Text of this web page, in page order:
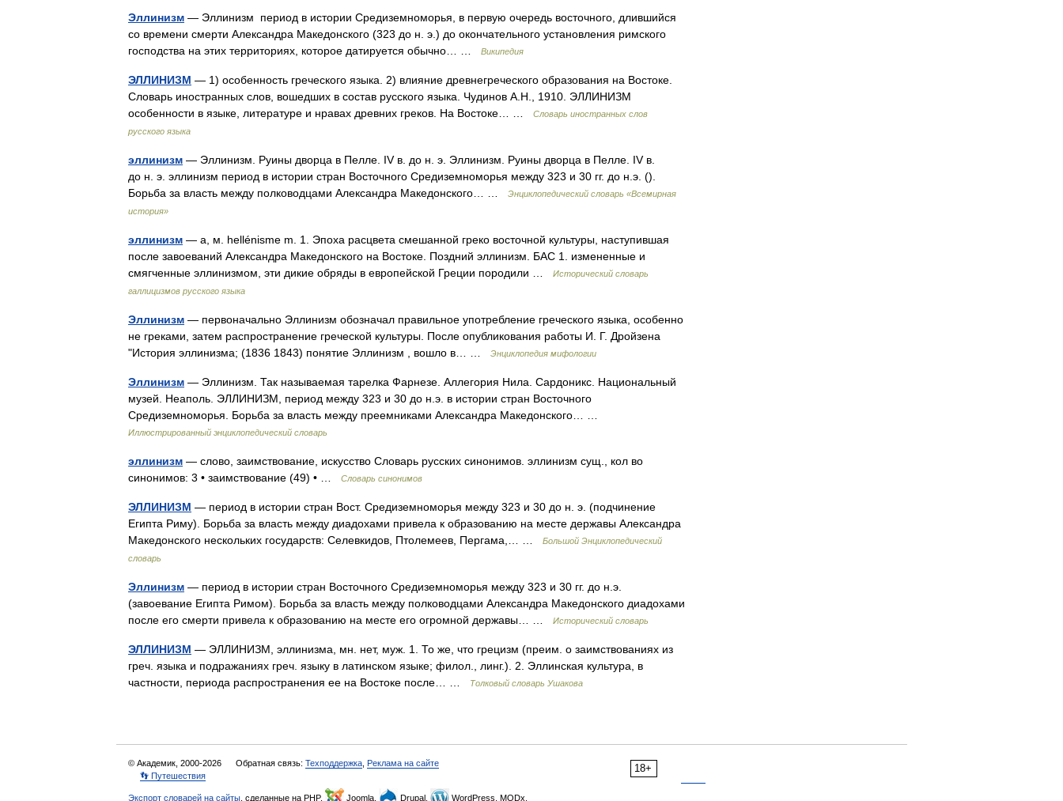
Эллинизм — Эллинизм период в истории Средиземноморья, в первую очередь восточного, длившийся
со времени смерти Александра Македонского (323 до н. э.) до окончательного установления римского
господства на этих территориях, которое датируется обычно… …
Википедия
ЭЛЛИНИЗМ — 1) особенность греческого языка. 2) влияние древнегреческого образования на Востоке.
Словарь иностранных слов, вошедших в состав русского языка. Чудинов А.Н., 1910. ЭЛЛИНИЗМ
особенности в языке, литературе и нравах древних греков. На Востоке… …
Словарь иностранных слов
русского языка
эллинизм — Эллинизм. Руины дворца в Пелле. IV в. до н. э. Эллинизм. Руины дворца в Пелле. IV в.
до н. э. эллинизм период в истории стран Восточного Средиземноморья между 323 и 30 гг. до н.э. ().
Борьба за власть между полководцами Александра Македонского… …
Энциклопедический словарь «Всемирная
история»
эллинизм — а, м. hellénisme m. 1. Эпоха расцвета смешанной греко восточной культуры, наступившая
после завоеваний Александра Македонского на Востоке. Поздний эллинизм. БАС 1. измененные и
смягченные эллинизмом, эти дикие обряды в европейской Греции породили …
Исторический словарь
галлицизмов русского языка
Эллинизм — первоначально Эллинизм обозначал правильное употребление греческого языка, особенно
не греками, затем распространение греческой культуры. После опубликования работы И. Г. Дройзена
"История эллинизма; (1836 1843) понятие Эллинизм , вошло в… …
Энциклопедия мифологии
Эллинизм — Эллинизм. Так называемая тарелка Фарнезе. Аллегория Нила. Сардоникс. Национальный
музей. Неаполь. ЭЛЛИНИЗМ, период между 323 и 30 до н.э. в истории стран Восточного
Средиземноморья. Борьба за власть между преемниками Александра Македонского… …
Иллюстрированный энциклопедический словарь
эллинизм — слово, заимствование, искусство Словарь русских синонимов. эллинизм сущ., кол во
синонимов: 3 • заимствование (49) • …
Словарь синонимов
ЭЛЛИНИЗМ — период в истории стран Вост. Средиземноморья между 323 и 30 до н. э. (подчинение
Египта Риму). Борьба за власть между диадохами привела к образованию на месте державы Александра
Македонского нескольких государств: Селевкидов, Птолемеев, Пергама,… …
Большой Энциклопедический
словарь
Эллинизм — период в истории стран Восточного Средиземноморья между 323 и 30 гг. до н.э.
(завоевание Египта Римом). Борьба за власть между полководцами Александра Македонского диадохами
после его смерти привела к образованию на месте его огромной державы… …
Исторический словарь
ЭЛЛИНИЗМ — ЭЛЛИНИЗМ, эллинизма, мн. нет, муж. 1. То же, что грецизм (преим. о заимствованиях из
греч. языка и подражаниях греч. языку в латинском языке; филол., линг.). 2. Эллинская культура, в
частности, периода распространения ее на Востоке после… …
Толковый словарь Ушакова
18+
© Академик, 2000-2026 Обратная связь: Техподдержка Реклама на сайте
👣 Путешествия
Экспорт словарей на сайты , сделанные на PHP, Joomla, Drupal, WordPress, MODx.